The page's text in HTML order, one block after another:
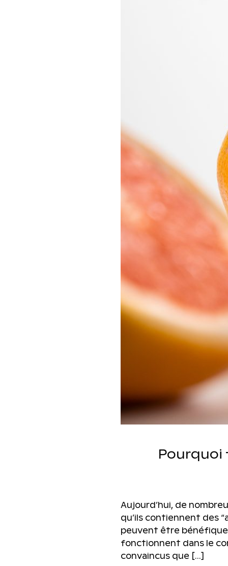
Aujourd’hui, de
qu’ils contiennent des
peuvent être
fonctionnent dans le
convaincus que […]